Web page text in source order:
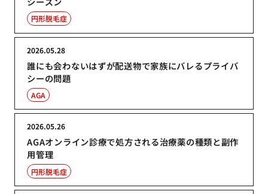
円形脱毛症
誰にも会わないはずが配送物で家族にバレるプライバ
シーの問題
2026.05.28
AGA
AGAオンライン診療で処方される治療薬の種類と副作
用管理
2026.05.26
円形脱毛症